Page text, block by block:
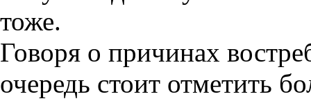
тоже.
Говоря о причинах
очередь стоит отметить